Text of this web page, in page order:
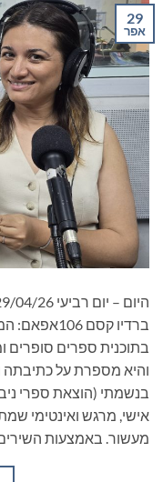
29
אפר
ברדיו קסם
והיא מספרת על כתיבתה
בנשמתי (הוצאת ספרי
אישי, מרגש ואינטימי
מעשור. באמצעות